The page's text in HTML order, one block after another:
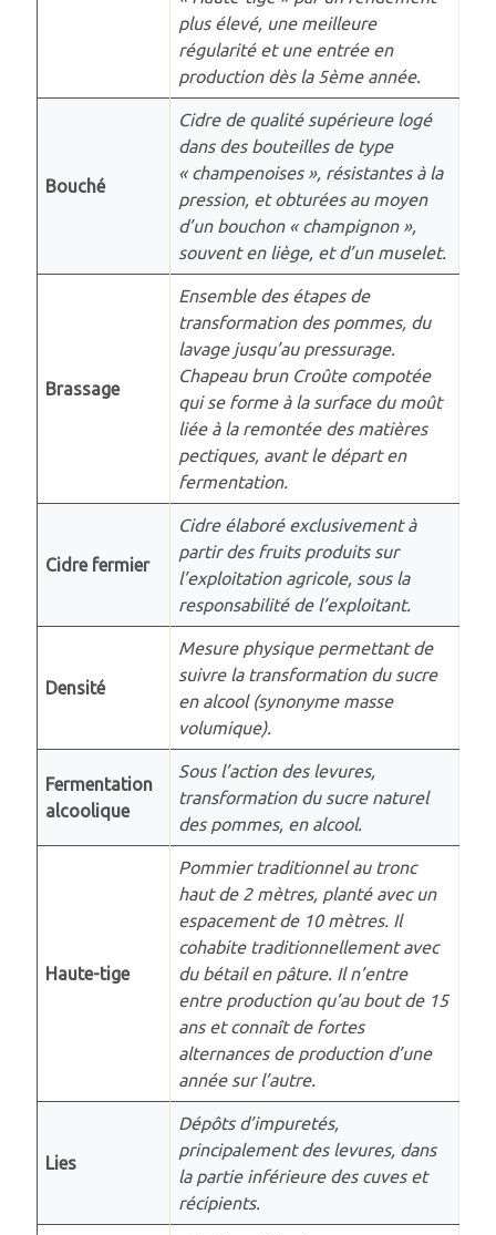
plus élevé, une meilleure
régularité et une entrée en
production dès la 5ème année.
Bouché
Cidre de qualité supérieure logé
dans des bouteilles de type
« champenoises », résistantes à la
pression, et obturées au moyen
d’un bouchon « champignon »,
souvent en liège, et d’un muselet.
Brassage
Ensemble des étapes de
transformation des pommes, du
lavage jusqu’au pressurage.
Chapeau brun Croûte compotée
qui se forme à la surface du moût
liée à la remontée des matières
pectiques, avant le départ en
fermentation.
Cidre fermier
Cidre élaboré exclusivement à
partir des fruits produits sur
l’exploitation agricole, sous la
responsabilité de l’exploitant.
Densité
Mesure physique permettant de
suivre la transformation du sucre
en alcool (synonyme masse
volumique).
Fermentation
alcoolique
Sous l’action des levures,
transformation du sucre naturel
des pommes, en alcool.
Haute-tige
Pommier traditionnel au tronc
haut de 2 mètres, planté avec un
espacement de 10 mètres. Il
cohabite traditionnellement avec
du bétail en pâture. Il n’entre
entre production qu’au bout de 15
ans et connaît de fortes
alternances de production d’une
année sur l’autre.
Lies
Dépôts d’impuretés,
principalement des levures, dans
la partie inférieure des cuves et
récipients.